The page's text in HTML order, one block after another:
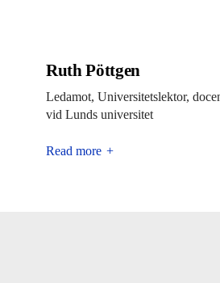
Ruth Pöttgen
Ledamot, Universitetslektor,
vid Lunds universitet
Read more